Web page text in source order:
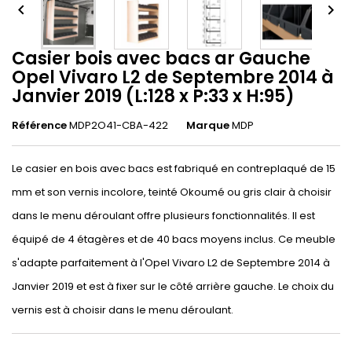
 
Casier bois avec bacs ar Gauche
Opel Vivaro L2 de Septembre 2014 à
Janvier 2019 (L:128 x P:33 x H:95)
RéférenceMDP2O41-CBA-422 MarqueMDP
Le casier en bois avec bacs est fabriqué en contreplaqué de 15
mm et son vernis incolore, teinté Okoumé ou gris clair à choisir
dans le menu déroulant offre plusieurs fonctionnalités. Il est
équipé de 4 étagères et de 40 bacs moyens inclus. Ce meuble
s'adapte parfaitement à l'Opel Vivaro L2 de Septembre 2014 à
Janvier 2019 et est à fixer sur le côté arrière gauche. Le choix du
vernis est à choisir dans le menu déroulant.